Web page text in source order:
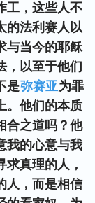
工，这些人不
的法利赛人以
与当今的耶稣
，以至于他们
是弥赛亚为罪
。他们的本质
合之道吗？他
我的心意与我
真理的人，
人，而是相信